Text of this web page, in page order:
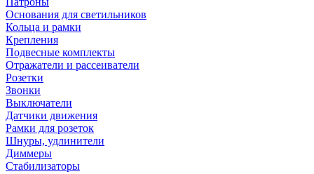
Основания для светильников
Кольца и рамки
Крепления
Подвесные комплекты
Отражатели и рассеиватели
Розетки
Звонки
Выключатели
Датчики движения
Рамки для розеток
Шнуры, удлинители
Диммеры
Стабилизаторы